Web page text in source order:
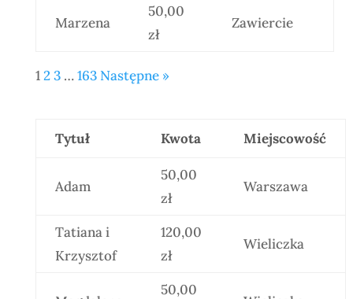
Marzena
50,00
zł
Zawiercie
123 …163 Następne »
Tytuł Kwota Miejscowość
Adam
50,00
zł
Warszawa
Tatiana i
Krzysztof
120,00
zł
Wieliczka
50,00